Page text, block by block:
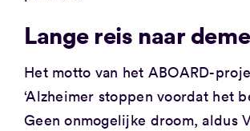
Lange reis naar
Het motto van het ABOARD-
‘Alzheimer stoppen voordat het
Geen onmogelijke droom, aldus